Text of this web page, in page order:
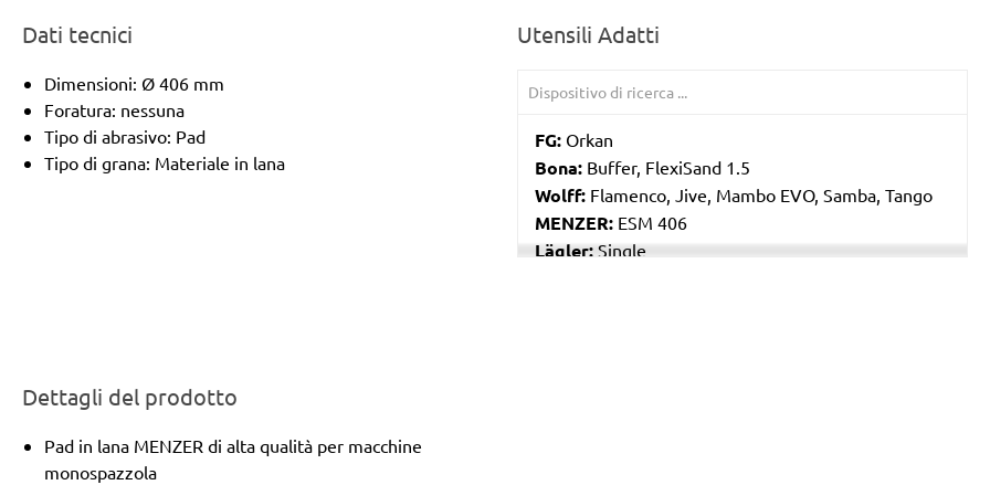
Dati tecnici
Dimensioni: Ø 406 mm
Foratura: nessuna
Tipo di abrasivo: Pad
Tipo di grana: Materiale in lana
Utensili Adatti
FG: Orkan
Bona: Buffer, FlexiSand 1.5
Wolff: Flamenco, Jive, Mambo EVO, Samba, Tango
MENZER: ESM 406
Lägler:Single
Dettagli del prodotto
Pad in lana MENZER di alta qualità per macchine
monospazzola